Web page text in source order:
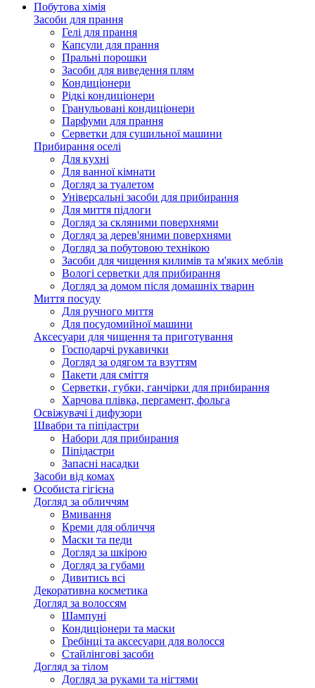
Побутова хімія
Засоби для прання
Гелі для прання
Капсули для прання
Пральні порошки
Засоби для виведення плям
Кондиціонери
Рідкі кондиціонери
Гранульовані кондиціонери
Парфуми для прання
Серветки для сушильної машини
Прибирання оселі
Для кухні
Для ванної кімнати
Догляд за туалетом
Універсальні засоби для прибирання
Для миття підлоги
Догляд за скляними поверхнями
Догляд за дерев'яними поверхнями
Догляд за побутовою технікою
Засоби для чищення килимів та м'яких меблів
Вологі серветки для прибирання
Догляд за домом після домашніх тварин
Миття посуду
Для ручного миття
Для посудомийної машини
Аксесуари для чищення та приготування
Господарчі рукавички
Догляд за одягом та взуттям
Пакети для сміття
Серветки, губки, ганчірки для прибирання
Харчова плівка, пергамент, фольга
Освіжувачі і дифузори
Швабри та піпідастри
Набори для прибирання
Піпідастри
Запасні насадки
Засоби від комах
Особиста гігієна
Догляд за обличчям
Вмивання
Креми для обличчя
Маски та педи
Догляд за шкірою
Догляд за губами
Дивитись всі
Декоративна косметика
Догляд за волоссям
Шампуні
Кондиціонери та маски
Гребінці та аксесуари для волосся
Стайлінгові засоби
Догляд за тілом
Догляд за руками та нігтями